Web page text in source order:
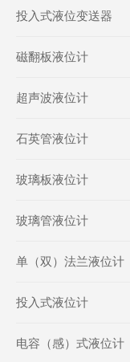
投入式液位变送器
磁翻板液位计
超声波液位计
石英管液位计
玻璃板液位计
玻璃管液位计
单（双）法兰液位计
投入式液位计
电容（感）式液位计